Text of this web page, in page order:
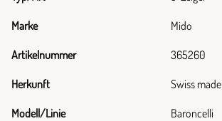
Marke Mido
Artikelnummer 365260
Herkunft Swiss made
Modell/Linie Baroncelli